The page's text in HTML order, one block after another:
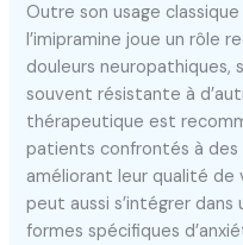
Outre son usage
l’imipramine joue un rôle
douleurs
souvent résistante à
thérapeutique est
patients confrontés à des
améliorant leur qualité de
peut aussi s’intégrer
formes spécifiques